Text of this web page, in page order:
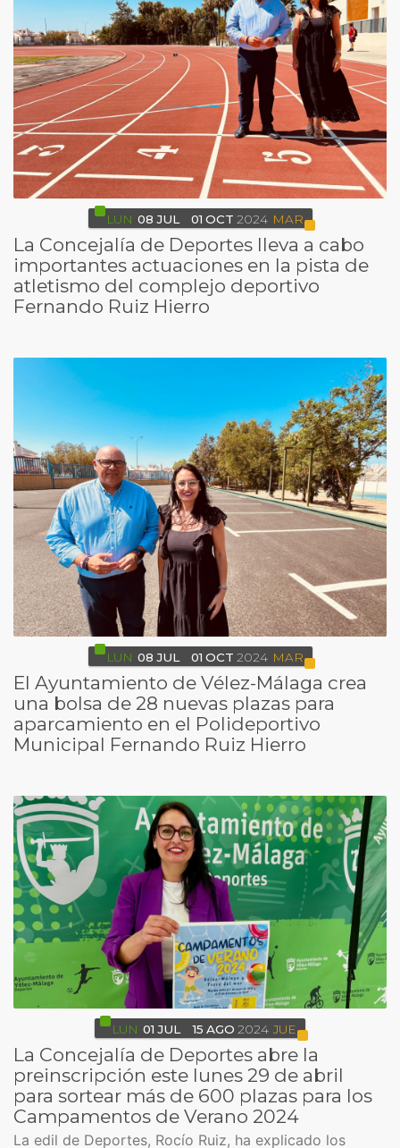
LUN 08 JUL 01 OCT 2024 MAR
La Concejalía de Deportes lleva a cabo
importantes actuaciones en la pista de
atletismo del complejo deportivo
Fernando Ruiz Hierro
LUN 08 JUL 01 OCT 2024 MAR
El Ayuntamiento de Vélez-Málaga crea
una bolsa de 28 nuevas plazas para
aparcamiento en el Polideportivo
Municipal Fernando Ruiz Hierro
LUN 01 JUL 15 AGO 2024 JUE
La Concejalía de Deportes abre la
preinscripción este lunes 29 de abril
para sortear más de 600 plazas para los
Campamentos de Verano 2024
La edil de Deportes, Rocío Ruiz, ha explicado los